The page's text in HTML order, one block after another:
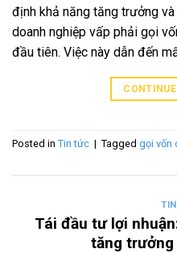
định khả năng tăng trưởng
doanh nghiệp vấp phải gọi
đầu tiên. Việc này dẫn đến
Posted in Tin tức | Tagged gọi vốn
Tái đầu tư lợi
tăng